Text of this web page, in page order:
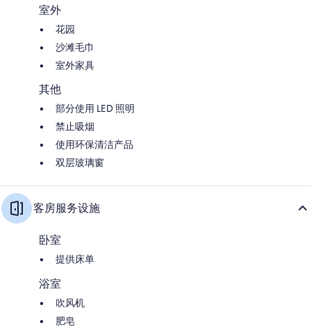
室外
花园
沙滩毛巾
室外家具
其他
部分使用 LED 照明
禁止吸烟
使用环保清洁产品
双层玻璃窗
客房服务设施
卧室
提供床单
浴室
吹风机
肥皂